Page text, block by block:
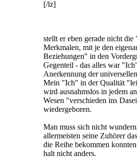
[/lz]
stellt er eben gerade nicht
Merkmalen, mit je den
Beziehungen" in den
Gegenteil - das alles war
Anerkennung der
Mein "Ich" in der Qualität
wird ausnahmslos in jedem
Wesen "verschieden ins
wiedergeboren.
Man muss sich nicht
allermeisten seine Zuhörer
die Reihe bekommen
halt nicht anders.